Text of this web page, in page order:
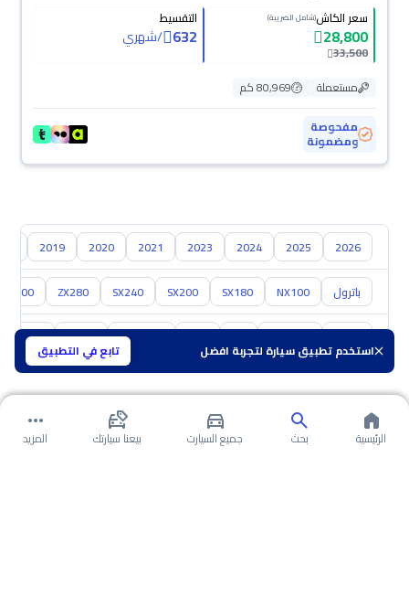
استخدم تطبيق سيارة لتجربة افضل تابع في التطبيق
سعر الكاش(شامل الضريبة)
28,800
33,500
التقسيط
632
/شهري
مستعملة
80,969 كم
مفحوصة
ومضمونة
2026
2025
2024
2023
2021
2020
2019
باترول NX100
SX180
SX200
SX240
ZX280
ZX300
سوزوكي هافال GAC
الرئيسية بحث جميع السيارت بيعنا سيارتك المزيد